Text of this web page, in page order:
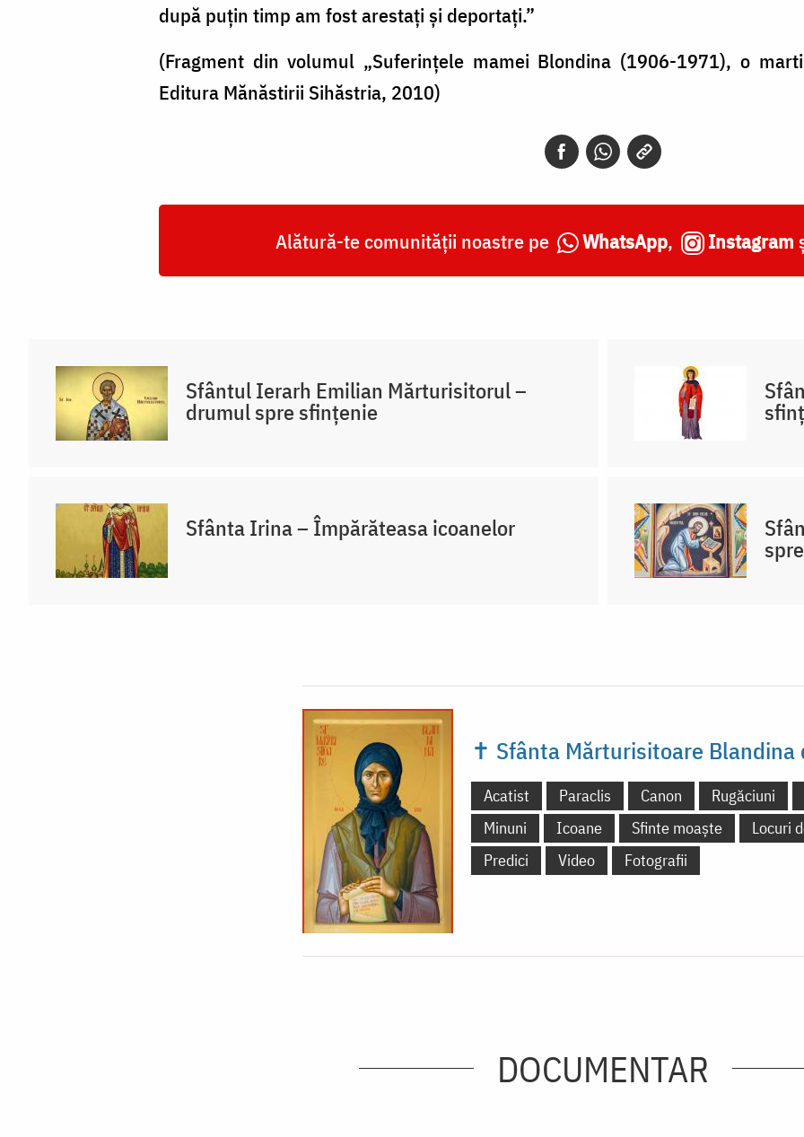
după puţin timp am fost arestaţi şi deportaţi.”
(Fragment din volumul „Suferințele mamei Blondina (1906-1971), o
Editura Mănăstirii Sihăstria, 2010)
Alătură-te comunității noastre pe WhatsApp, Instagram
Sfântul Ierarh Emilian Mărturisitorul –
drumul spre sfințenie
Sfânta Irina – Împărăteasa icoanelor
✝ Sfânta Mărturisitoare Blandina
Acatist Paraclis Canon Rugăciuni
Minuni
Icoane Sfinte moaște
Locuri
Predici
Video Fotografii
DOCUMENTAR